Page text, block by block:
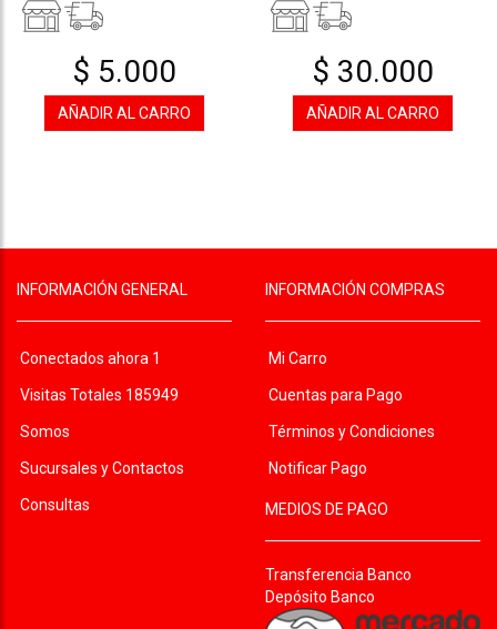
$ 5.000
AÑADIR AL CARRO
$ 30.000
AÑADIR AL CARRO
INFORMACIÓN GENERAL
Conectados ahora 1
Visitas Totales 185949
Somos
Sucursales y Contactos
Consultas
INFORMACIÓN COMPRAS
Mi Carro
Cuentas para Pago
Términos y Condiciones
Notificar Pago
MEDIOS DE PAGO
Transferencia Banco
Depósito Banco